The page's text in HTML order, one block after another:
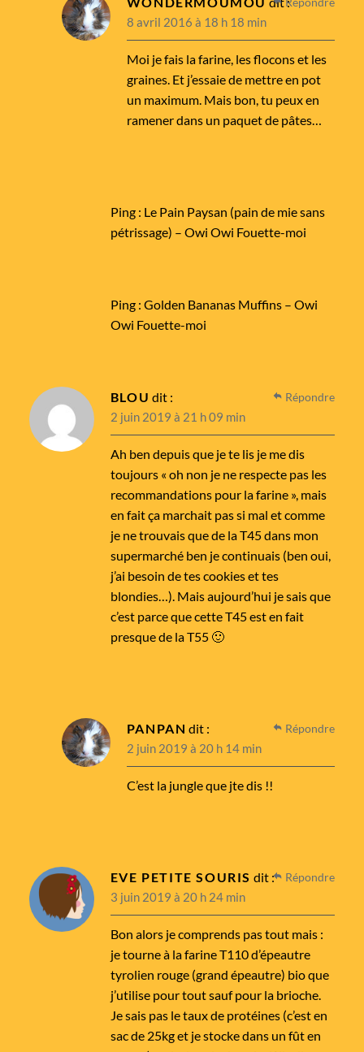
8 avril 2016 à 18 h 18 min
Moi je fais la farine, les flocons et les
graines. Et j’essaie de mettre en pot
un maximum. Mais bon, tu peux en
ramener dans un paquet de pâtes…
Ping : Le Pain Paysan (pain de mie sans
pétrissage) – Owi Owi Fouette-moi
Ping : Golden Bananas Muffins – Owi
Owi Fouette-moi
BLOU dit :
2 juin 2019 à 21 h 09 min
Ah ben depuis que je te lis je me dis
toujours « oh non je ne respecte pas les
recommandations pour la farine », mais
en fait ça marchait pas si mal et comme
je ne trouvais que de la T45 dans mon
supermarché ben je continuais (ben oui,
j’ai besoin de tes cookies et tes
blondies…). Mais aujourd’hui je sais que
c’est parce que cette T45 est en fait
presque de la T55 🙂
Répondre
PANPAN dit :
2 juin 2019 à 20 h 14 min
C’est la jungle que jte dis !!
Répondre
EVE PETITE SOURIS dit :
3 juin 2019 à 20 h 24 min
Bon alors je comprends pas tout mais :
je tourne à la farine T110 d’épeautre
tyrolien rouge (grand épeautre) bio que
j’utilise pour tout sauf pour la brioche.
Je sais pas le taux de protéines (c’est en
sac de 25kg et je stocke dans un fût en
Répondre